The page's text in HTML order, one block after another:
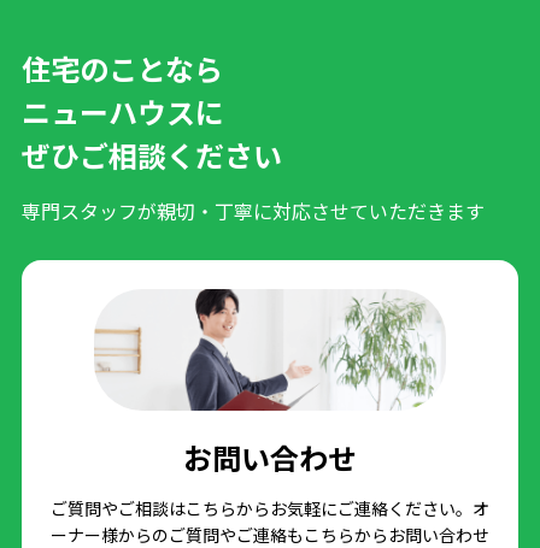
住宅のことなら
ニューハウスに
ぜひご相談ください
専門スタッフが親切・丁寧に対応させていただきます
お問い合わせ
ご質問やご相談はこちらからお気軽にご連絡ください。オ
ーナー様からのご質問やご連絡もこちらからお問い合わせ